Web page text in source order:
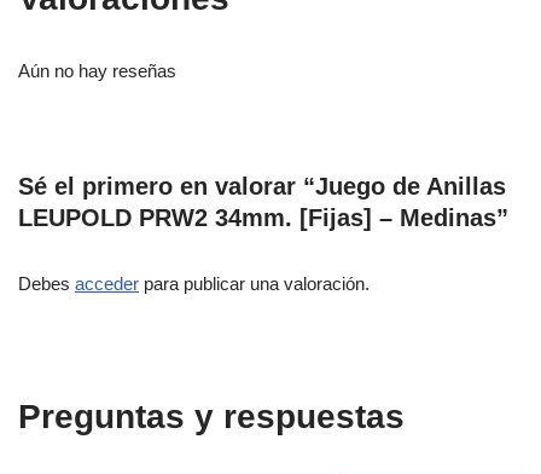
Aún no hay reseñas
Sé el primero en valorar “Juego de Anillas
LEUPOLD PRW2 34mm. [Fijas] – Medinas”
Debes acceder para publicar una valoración.
Preguntas y respuestas